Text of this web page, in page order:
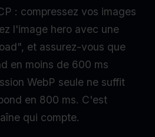
: compressez vos images
l'image hero avec une
et assurez-vous que
en moins de 600 ms
WebP seule ne suffit
en 800 ms. C'est
qui compte.